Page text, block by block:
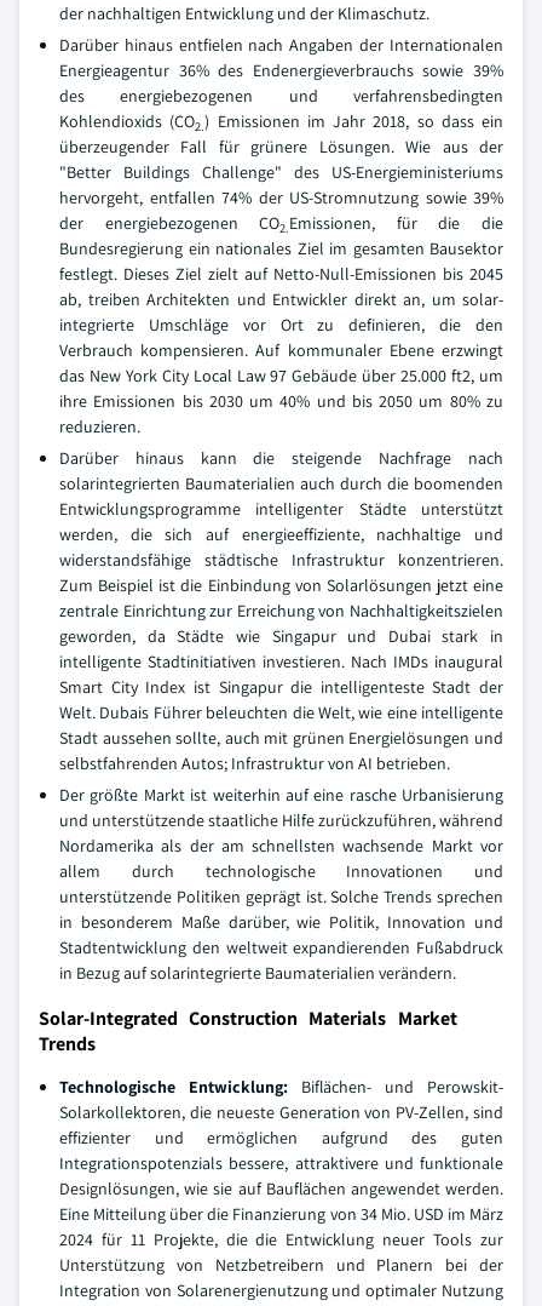
der nachhaltigen Entwicklung und der Klimaschutz.
Darüber hinaus entfielen nach Angaben der Internationalen
Energieagentur 36% des Endenergieverbrauchs sowie 39%
des energiebezogenen und verfahrensbedingten
Kohlendioxids (CO2.) Emissionen im Jahr 2018, so dass ein
überzeugender Fall für grünere Lösungen. Wie aus der
"Better Buildings Challenge" des US-Energieministeriums
hervorgeht, entfallen 74% der US-Stromnutzung sowie 39%
der energiebezogenen CO2. Emissionen, für die die
Bundesregierung ein nationales Ziel im gesamten Bausektor
festlegt. Dieses Ziel zielt auf Netto-Null-Emissionen bis 2045
ab, treiben Architekten und Entwickler direkt an, um solar-
integrierte Umschläge vor Ort zu definieren, die den
Verbrauch kompensieren. Auf kommunaler Ebene erzwingt
das New York City Local Law 97 Gebäude über 25.000 ft2, um
ihre Emissionen bis 2030 um 40% und bis 2050 um 80% zu
reduzieren.
Darüber hinaus kann die steigende Nachfrage nach
solarintegrierten Baumaterialien auch durch die boomenden
Entwicklungsprogramme intelligenter Städte unterstützt
werden, die sich auf energieeffiziente, nachhaltige und
widerstandsfähige städtische Infrastruktur konzentrieren.
Zum Beispiel ist die Einbindung von Solarlösungen jetzt eine
zentrale Einrichtung zur Erreichung von Nachhaltigkeitszielen
geworden, da Städte wie Singapur und Dubai stark in
intelligente Stadtinitiativen investieren. Nach IMDs inaugural
Smart City Index ist Singapur die intelligenteste Stadt der
Welt. Dubais Führer beleuchten die Welt, wie eine intelligente
Stadt aussehen sollte, auch mit grünen Energielösungen und
selbstfahrenden Autos; Infrastruktur von AI betrieben.
Der größte Markt ist weiterhin auf eine rasche Urbanisierung
und unterstützende staatliche Hilfe zurückzuführen, während
Nordamerika als der am schnellsten wachsende Markt vor
allem durch technologische Innovationen und
unterstützende Politiken geprägt ist. Solche Trends sprechen
in besonderem Maße darüber, wie Politik, Innovation und
Stadtentwicklung den weltweit expandierenden Fußabdruck
in Bezug auf solarintegrierte Baumaterialien verändern.
Solar-Integrated Construction Materials Market
Trends
Technologische Entwicklung: Biflächen- und Perowskit-
Solarkollektoren, die neueste Generation von PV-Zellen, sind
effizienter und ermöglichen aufgrund des guten
Integrationspotenzials bessere, attraktivere und funktionale
Designlösungen, wie sie auf Bauflächen angewendet werden.
Eine Mitteilung über die Finanzierung von 34 Mio. USD im März
2024 für 11 Projekte, die die Entwicklung neuer Tools zur
Unterstützung von Netzbetreibern und Planern bei der
Integration von Solarenergienutzung und optimaler Nutzung